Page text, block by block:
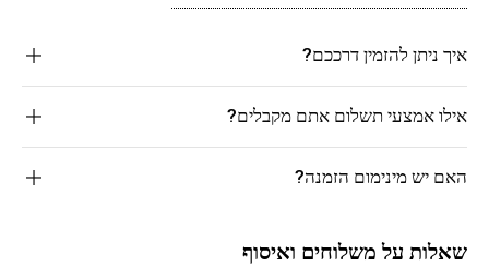
איך ניתן להזמין דרככם?
אילו אמצעי תשלום אתם מקבלים?
האם יש מינימום הזמנה?
שאלות על משלוחים ואיסוף